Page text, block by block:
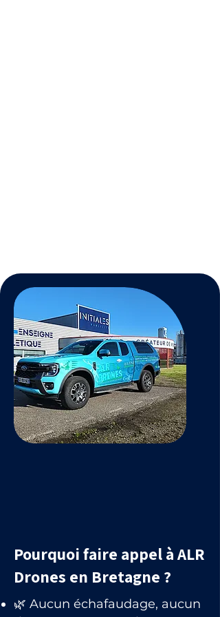
Pourquoi faire appel à ALR
Drones en Bretagne ?
🌿 Aucun échafaudage, aucun